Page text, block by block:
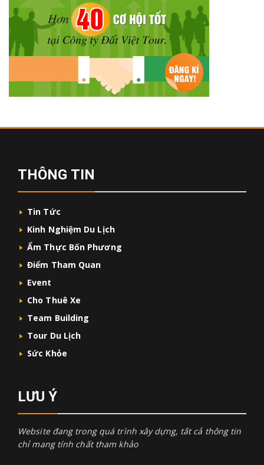
THÔNG TIN
Tin Tức
Kinh Nghiệm Du Lịch
Ẩm Thực Bốn Phương
Điểm Tham Quan
Event
Cho Thuê Xe
Team Building
Tour Du Lịch
Sức Khỏe
LƯU Ý
Website đang trong quá trình xây dựng, tất cả thông tin
chỉ mang tính chất tham khảo